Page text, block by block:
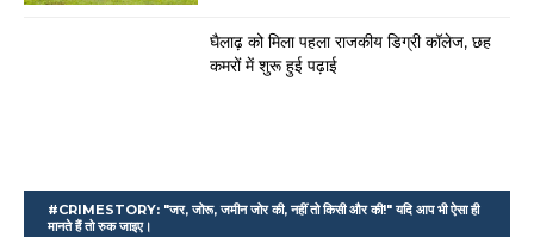
घैलाढ़ को मिला पहला राजकीय डिग्री कॉलेज, छह
कमरों में शुरू हुई पढ़ाई
#CRIMESTORY: "जर, जोरू, जमीन जोर की, नहीं तो किसी और की!" यदि आप भी ऐसा ही
मानते हैं तो रुक जाइए।